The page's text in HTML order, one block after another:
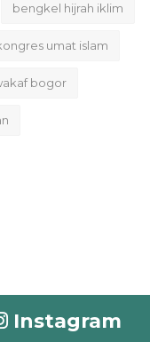
bengkel hijrah iklim
umat islam
bogor
Instagram